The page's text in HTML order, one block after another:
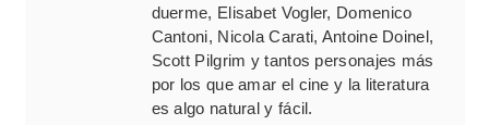
duerme, Elisabet Vogler, Domenico
Cantoni, Nicola Carati, Antoine Doinel,
Scott Pilgrim y tantos personajes más
por los que amar el cine y la literatura
es algo natural y fácil.